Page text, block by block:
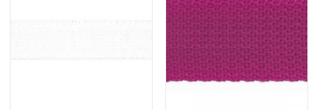
Auf die
Wunschliste